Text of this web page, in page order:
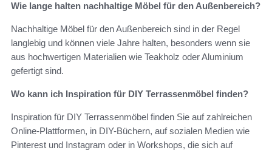
Wie lange halten nachhaltige Möbel für den Außenbereich?
Nachhaltige Möbel für den Außenbereich sind in der Regel
langlebig und können viele Jahre halten, besonders wenn sie
aus hochwertigen Materialien wie Teakholz oder Aluminium
gefertigt sind.
Wo kann ich Inspiration für DIY Terrassenmöbel finden?
Inspiration für DIY Terrassenmöbel finden Sie auf zahlreichen
Online-Plattformen, in DIY-Büchern, auf sozialen Medien wie
Pinterest und Instagram oder in Workshops, die sich auf